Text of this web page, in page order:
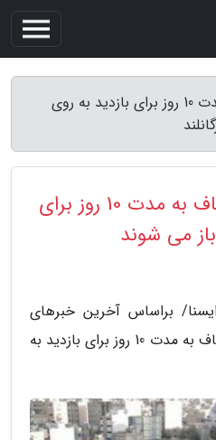
درهای کارخانه ریسباف به مدت 10 روز برای بازدید به روی
درهای کارخانه ریسباف به مدت 10 روز برای
می شوند
براساس آخرین خبرهای
واصله، درهای کارخانه ریسباف به مدت 10 روز برای بازدید به